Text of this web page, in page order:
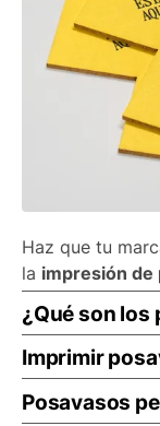
Haz que tu
la impresión de
¿Qué son los
Un posavasos
causados por el
Imprimir
Las empresas
Posavasos